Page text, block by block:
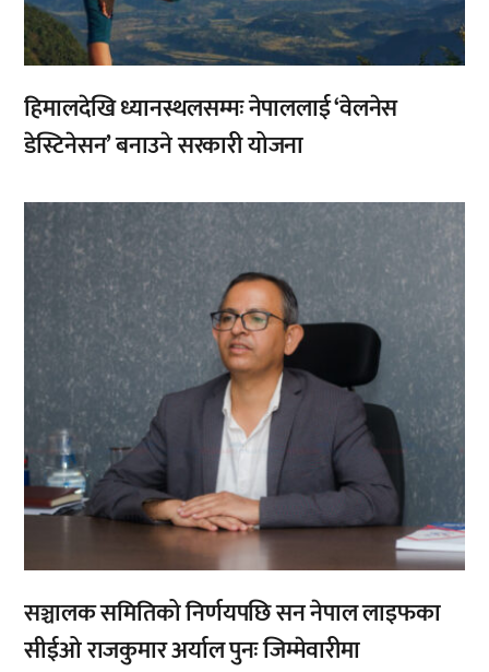
हिमालदेखि ध्यानस्थलसम्मः नेपाललाई ‘वेलनेस
डेस्टिनेसन’ बनाउने सरकारी योजना
सञ्चालक समितिको निर्णयपछि सन नेपाल लाइफका
सीईओ राजकुमार अर्याल पुनः जिम्मेवारीमा